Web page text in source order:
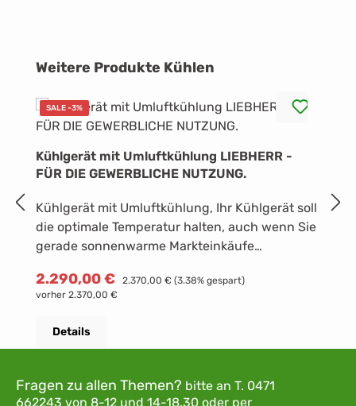
Produktgalerie überspringen
Weitere Produkte Kühlen
SALE -3%
Kühlgerät mit Umluftkühlung LIEBHERR -
FÜR DIE GEWERBLICHE NUTZUNG.
Kühlgerät mit Umluftkühlung, Ihr Kühlgerät soll
die optimale Temperatur halten, auch wenn Sie
gerade sonnenwarme Markteinkäufe
SuperCool: Einmal aktiviert, verstärkt Ihr
Liebherr seine Leistung, bis die frischen
Danach schaltet sich SuperCool automatisch
Außengehäuse ist mit einteiligen
Seitenwänden ohne Spalte ausgeführt und
Verkaufspreis:
2.290,00 € Regulärer Preis:
2.370,00 € (3.38% gespart)
vorher 2.370,00 €
Details
Fragen zu allen Themen? bitte an T. 0471
662243 von 8-12 und 14-18.30 oder per